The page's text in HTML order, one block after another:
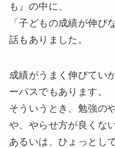
も』の中に、
「子どもの成績が伸び
話もありました。
成績がうまく伸びてい
ーパスでもあります。
そういうとき、勉強の
や、やらせ方が良くな
あるいは、ひょっとし